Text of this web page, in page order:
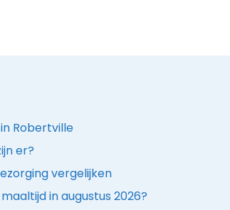
Robertville
er?
vergelijken
in augustus 2026?